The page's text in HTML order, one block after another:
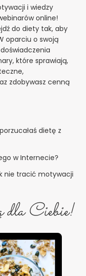
i wiedzy
online!
do diety tak, aby
oparciu o swoją
które sprawiają,
zdobywasz cenną
dietę z
w Internecie?
nie tracić motywacji
dla Ciebie!